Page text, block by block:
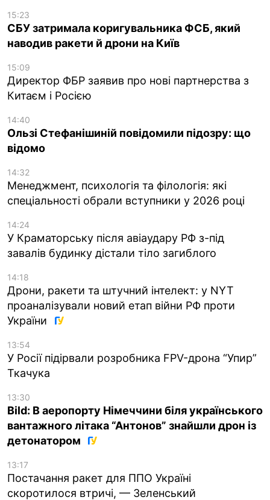
15:23
СБУ затримала коригувальника ФСБ, який
наводив ракети й дрони на Київ
15:09
Директор ФБР заявив про нові партнерства з
Китаєм і Росією
14:40
Ользі Стефанішиній повідомили підозру: що
відомо
14:32
Менеджмент, психологія та філологія: які
спеціальності обрали вступники у 2026 році
14:24
У Краматорську після авіаудару РФ з-під
завалів будинку дістали тіло загиблого
14:18
Дрони, ракети та штучний інтелект: у NYT
проаналізували новий етап війни РФ проти
України
13:54
У Росії підірвали розробника FPV-дрона “Упир”
Ткачука
13:30
Bild: В аеропорту Німеччини біля українського
вантажного літака “Антонов” знайшли дрон із
детонатором
13:17
Постачання ракет для ППО Україні
скоротилося втричі, — Зеленський